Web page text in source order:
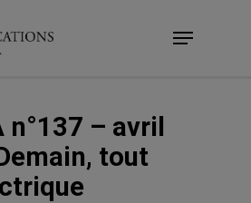
Menu
n°137 – avril
tout